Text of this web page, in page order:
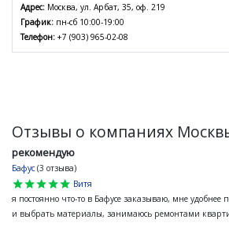
Адрес: Москва, ул. Арбат, 35, оф. 219
График: пн-сб 10:00-19:00
Телефон: +7 (903) 965-02-08
Отзывы о компаниях
рекомендую
Бафус (3 отзыва)
star
star
star
star
star
Витя
я постоянно что-то в Бафусе заказываю, мне удобнее
и выбрать материалы, занимаюсь ремонтами